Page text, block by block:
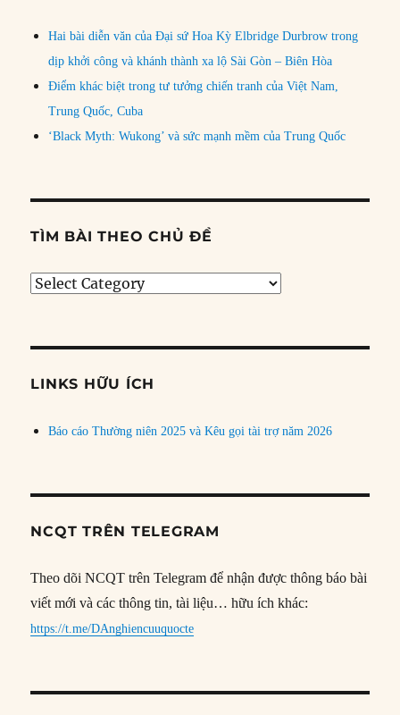
Hai bài diễn văn của Đại sứ Hoa Kỳ Elbridge Durbrow trong
dịp khởi công và khánh thành xa lộ Sài Gòn – Biên Hòa
Điểm khác biệt trong tư tưởng chiến tranh của Việt Nam,
Trung Quốc, Cuba
‘Black Myth: Wukong’ và sức mạnh mềm của Trung Quốc
TÌM BÀI THEO CHỦ ĐỀ
Tìm
đề
LINKS HỮU ÍCH
Báo cáo Thường niên 2025 và Kêu gọi tài trợ năm 2026
NCQT TRÊN TELEGRAM
Theo dõi NCQT trên Telegram để nhận được thông báo bài
viết mới và các thông tin, tài liệu… hữu ích khác:
https://t.me/DAnghiencuuquocte